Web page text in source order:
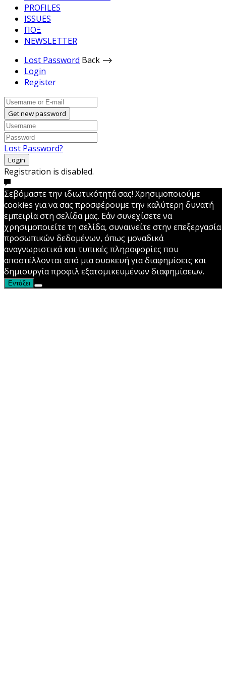
PROFILES
ISSUES
ΠΟΞ
NEWSLETTER
Lost Password Back ⟶
Login
Register
Get new password
Lost Password?
Login
Registration is disabled.
Σεβόμαστε την ιδιωτικότητά σας! Χρησιμοποιούμε
cookies για να σας προσφέρουμε την καλύτερη δυνατή
εμπειρία στη σελίδα μας. Εάν συνεχίσετε να
χρησιμοποιείτε τη σελίδα, συναινείτε στην επεξεργασία
προσωπικών δεδομένων, όπως μοναδικά
αναγνωριστικά και τυπικές πληροφορίες που
αποστέλλονται από μια συσκευή για διαφημίσεις και
δημιουργία προφιλ εξατομικευμένων διαφημίσεων.
Εντάξει